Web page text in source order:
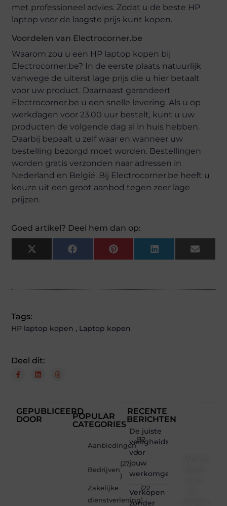
met professioneel advies. Zodat u de beste HP
laptop voor de laagste prijs kunt kopen.
Voordelen van Electrocorner.be
Waarom zou u een HP laptop kopen bij
Electrocorner.be? In de eerste plaats natuurlijk
vanwege de uiterst lage prijs die u hier betaalt
voor uw product. Daarnaast garandeert
Electrocorner.be u een snelle levering. Als u op
werkdagen voor 23.00 uur bestelt, kunt u uw
producten de volgende dag al in huis hebben.
Daarbij bepaalt u zelf waar en wanneer uw
bestelling bezorgd moet worden. Bestellingen
worden gratis verzonden naar adressen in
Nederland en België. Bij Electrocorner.be heeft u
keuze uit een groot aanbod tegen zeer lage
prijzen.
Goed artikel? Deel hem dan op:
X
(Twitter)
FacebookPinterestLinkedInEmail
Tags:
HP laptop kopen , Laptop kopen
Deel dit:
GEPUBLICEERD
DOOR
POPULAR
CATEGORIES
Aanbiedingen
(32
)
Bedrijven
(27
)
Zakelijke
dienstverlening
(22
)
RECENTE
BERICHTEN
De juiste
veiligheidsschoenen
voor
jouw
werkomgeving
Verkopen
zonder